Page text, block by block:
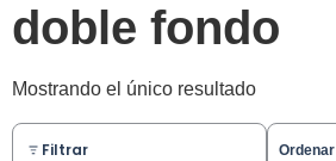
doble fondo
Mostrando el único resultado
Filtrar Ordenar